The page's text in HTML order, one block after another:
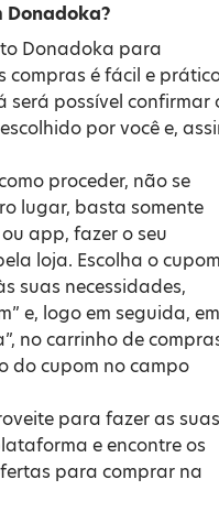
Donadoka?
Donadoka para
compras é fácil e
será possível confirmar
por você e,
proceder, não se
lugar, basta somente
app, fazer o seu
loja. Escolha o cupom
suas necessidades,
e, logo em seguida, em
no carrinho de
do cupom no campo
para fazer as suas
e encontre os
para comprar na